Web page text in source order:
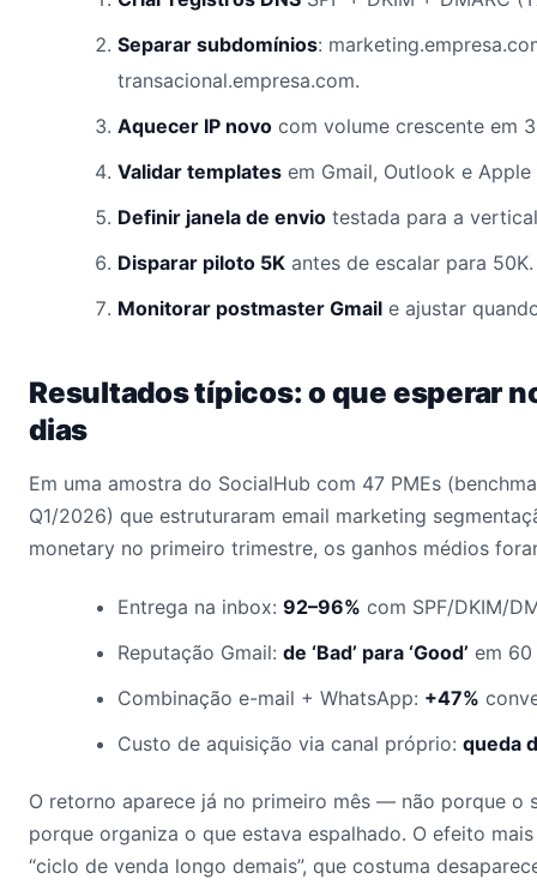
Separar subdomínios:
transacional.empresa.com.
Aquecer IP novo com volume crescente em
Validar templates em Gmail, Outlook e Apple
Definir janela de envio testada para a
Disparar piloto 5K antes de escalar para 50K.
Monitorar postmaster Gmail e ajustar
Resultados típicos: o que esperar
dias
Em uma amostra do SocialHub com 47 PMEs
Q1/2026) que estruturaram email marketing
monetary no primeiro trimestre, os ganhos médios
Entrega na inbox: 92–96% com SPF/DKIM/
Reputação Gmail: de ‘Bad’ para ‘Good’ em 60
Combinação e-mail + WhatsApp: +47%
Custo de aquisição via canal próprio: queda
O retorno aparece já no primeiro mês — não porque o
porque organiza o que estava espalhado. O efeito
“ciclo de venda longo demais”, que costuma